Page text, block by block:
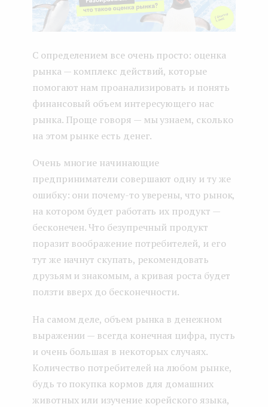
С определением все очень просто: оценка
рынка — комплекс действий, которые
помогают нам проанализировать и понять
финансовый объем интересующего нас
рынка. Проще говоря — мы узнаем, сколько
на этом рынке есть денег.
Очень многие начинающие
предприниматели совершают одну и ту же
ошибку: они почему-то уверены, что рынок,
на котором будет работать их продукт —
бесконечен. Что безупречный продукт
поразит воображение потребителей, и его
тут же начнут скупать, рекомендовать
друзьям и знакомым, а кривая роста будет
ползти вверх до бесконечности.
На самом деле, объем рынка в денежном
выражении — всегда конечная цифра, пусть
и очень большая в некоторых случаях.
Количество потребителей на любом рынке,
будь то покупка кормов для домашних
животных или изучение корейского языка,